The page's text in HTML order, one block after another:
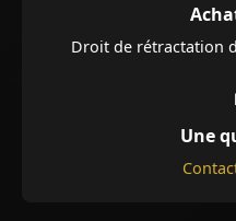
Droit de rétractation
Une